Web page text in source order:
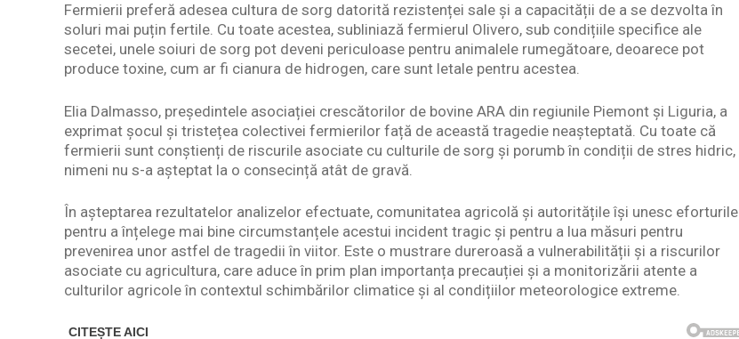
Fermierii preferă adesea cultura de sorg datorită rezistenței sale și a capacității de a se dezvolta în
soluri mai puțin fertile. Cu toate acestea, subliniază fermierul Olivero, sub condițiile specifice ale
secetei, unele soiuri de sorg pot deveni periculoase pentru animalele rumegătoare, deoarece pot
produce toxine, cum ar fi cianura de hidrogen, care sunt letale pentru acestea.
Elia Dalmasso, președintele asociației crescătorilor de bovine ARA din regiunile Piemont și Liguria, a
exprimat șocul și tristețea colectivei fermierilor față de această tragedie neașteptată. Cu toate că
fermierii sunt conștienți de riscurile asociate cu culturile de sorg și porumb în condiții de stres hidric,
nimeni nu s-a așteptat la o consecință atât de gravă.
În așteptarea rezultatelor analizelor efectuate, comunitatea agricolă și autoritățile își unesc eforturile
pentru a înțelege mai bine circumstanțele acestui incident tragic și pentru a lua măsuri pentru
prevenirea unor astfel de tragedii în viitor. Este o mustrare dureroasă a vulnerabilității și a riscurilor
asociate cu agricultura, care aduce în prim plan importanța precauției și a monitorizării atente a
culturilor agricole în contextul schimbărilor climatice și al condițiilor meteorologice extreme.